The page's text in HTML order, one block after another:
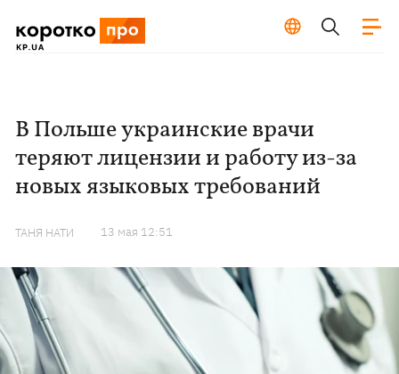
В Польше украинские врачи
теряют лицензии и работу из-за
новых языковых требований
ТАНЯ НАТИ 13 мая 12:51